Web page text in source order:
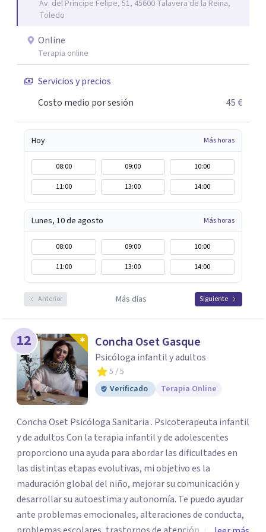
sientas escuchado/a, comprendido/a y empoderado/a
para enfrentar tus problemas y lograr un cambio positivo
y duradero. Si estás listo/a para comenzar este viaje hacia
una mejor versión de ti mismo/a, estaré encantada de
acompañarte. Aquí estoy para escucharte y ayudarte a
descubrir tu propio camino hacia el bienestar.
Av. del Príncipe Felipe, 51, 45600 Talavera de la Reina,
Toledo
Online
Terapia online
Servicios y precios
Costo medio por sesión
45 €
Hoy Más horas
08:00 09:00
10:00
11:00
13:00 14:00
Lunes, 10 de agosto Más horas
08:00 09:00
10:00
11:00
13:00 14:00
Anterior Más días Siguiente
12 Concha Oset Gasque
Psicóloga infantil y adultos
5 / 5
Verificado
Terapia Online
Concha Oset Psicóloga Sanitaria . Psicoterapeuta infantil
y de adultos Con la terapia infantil y de adolescentes
proporciono una ayuda para abordar las dificultades en
las distintas etapas evolutivas, mi objetivo es la
maduración global del niño, mejorar su comunicación y
desarrollar su autoestima y autonomía. Te puedo ayudar
ante problemas emocionales, alteraciones de conducta,